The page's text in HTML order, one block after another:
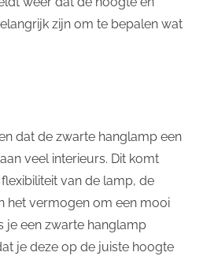
zijn om te bepalen wat
dat de zwarte hanglamp een
veel interieurs. Dit komt
van de lamp, de
het vermogen om een mooi
je een zwarte hanglamp
je deze op de juiste hoogte